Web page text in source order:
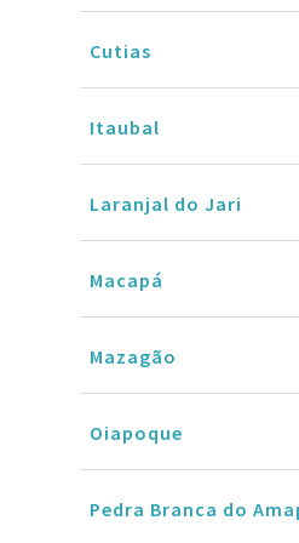
Cutias
Itaubal
Laranjal do Jari
Macapá
Mazagão
Oiapoque
Pedra Branca do